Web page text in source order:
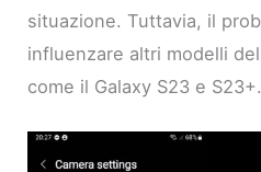
situazione. Tuttavia, il
influenzare altri modelli
come il Galaxy S23 e S23+.